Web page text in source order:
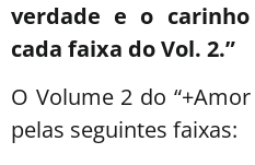
verdade e o
cada faixa do Vol. 2.”
O Volume 2 do
pelas seguintes faixas: